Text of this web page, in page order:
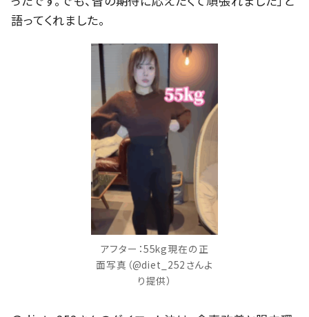
語ってくれました。
アフター：55kg現在の正
面写真（@diet_252さんよ
り提供）